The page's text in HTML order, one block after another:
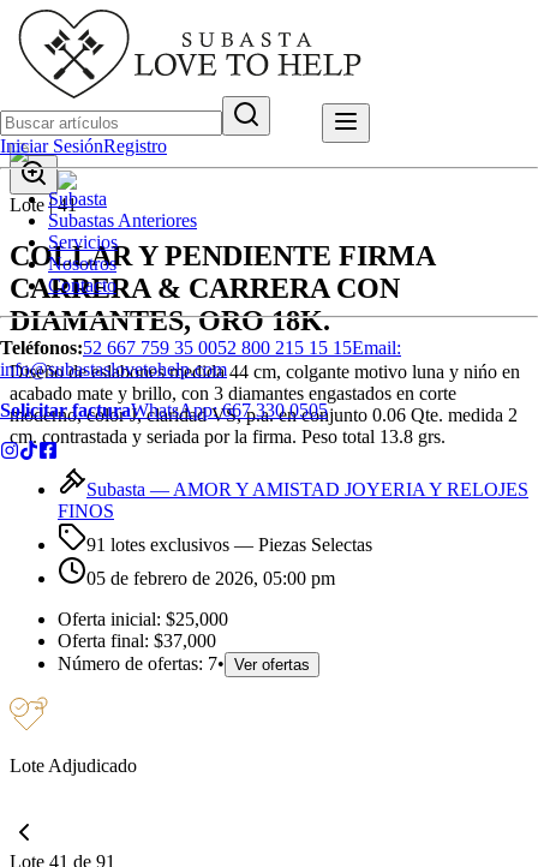
Iniciar SesiónRegistro
Subasta
Subastas Anteriores
Servicios
Nosotros
Contacto
Teléfonos:52 667 759 35 0052 800 215 15 15Email:
info@subastaslovetohelp.com
Solicitar facturaWhatsApp:667 330 0505
Lote |41
COLLAR Y PENDIENTE FIRMA
CARRERA & CARRERA CON
DIAMANTES, ORO 18K.
Diseño de eslabones medida 44 cm, colgante motivo luna y nińo en
acabado mate y brillo, con 3 diamantes engastados en corte
moderno, color J, claridad VS, p.a. en conjunto 0.06 Qte. medida 2
cm. contrastada y seriada por la firma. Peso total 13.8 grs.
Subasta — AMOR Y AMISTAD JOYERIA Y RELOJES
FINOS
91 lotes exclusivos — Piezas Selectas
05 de febrero de 2026, 05:00 pm
Oferta inicial: $25,000
Oferta final: $37,000
Número de ofertas: 7• Ver ofertas
Lote Adjudicado
Lote 41 de 91